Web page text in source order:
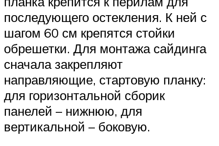
последующего остекления. К ней с
шагом 60 см крепятся стойки
обрешетки. Для монтажа сайдинга
сначала закрепляют
направляющие, стартовую планку:
для горизонтальной сборик
панелей – нижнюю, для
вертикальной – боковую.